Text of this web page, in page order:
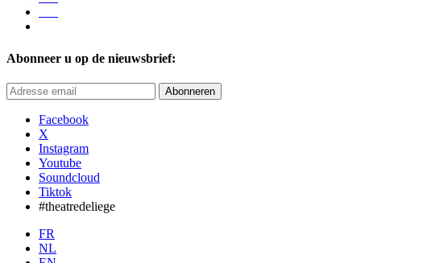
Abonneer u op de nieuwsbrief:
Abonneren
Facebook
X
Instagram
Youtube
Soundcloud
Tiktok
#theatredeliege
FR
NL